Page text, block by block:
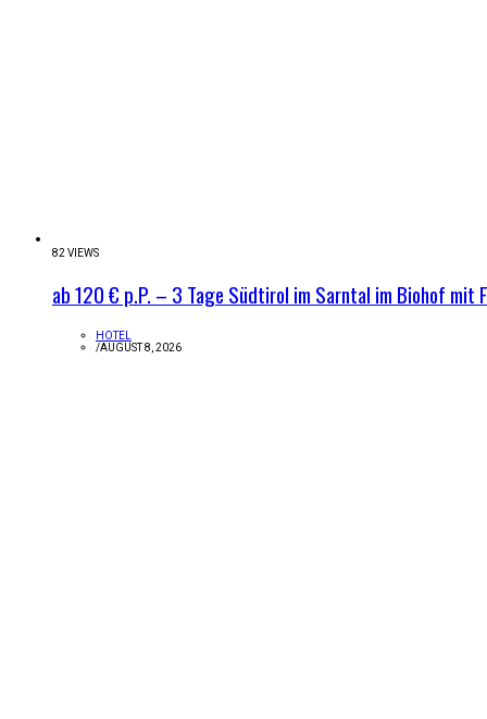
82 VIEWS
ab 120 € p.P. – 3 Tage Südtirol im Sarntal im Biohof mit
HOTEL
/AUGUST 8, 2026